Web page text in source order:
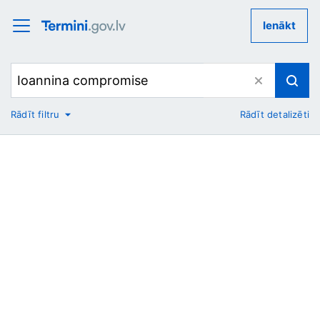
Ienākt
No
Rādīt filtru Rādīt detalizēti